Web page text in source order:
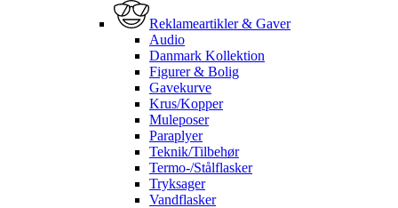
Reklameartikler & Gaver
Audio
Danmark Kollektion
Figurer & Bolig
Gavekurve
Krus/Kopper
Muleposer
Paraplyer
Teknik/Tilbehør
Termo-/Stålflasker
Tryksager
Vandflasker